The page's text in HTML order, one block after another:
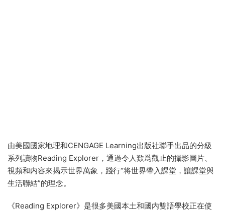
由美國國家地理和CENGAGE Learning出版社聯手出品的分級
系列讀物Reading Explorer，通過令人歎爲觀止的攝影圖片、
視頻和内容來揭示世界萬象，踐行“将世界帶入課堂，讓課堂與
生活聯結”的理念。
《Reading Explorer》是很多美國本土和國内雙語學校正在使